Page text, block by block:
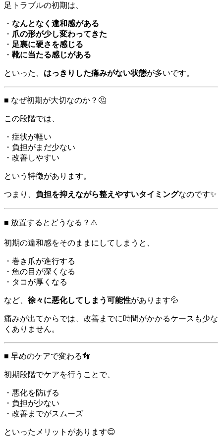
足トラブルの初期は、
・ なんとなく違和感がある
・ 爪の形が少し変わってきた
・ 足裏に硬さを感じる
・ 靴に当たる感じがある
といった、 はっきりした痛みがない状態が多いです。
■ なぜ初期が大切なのか？🤔
この段階では、
・症状が軽い
・負担がまだ少ない
・改善しやすい
という特徴があります。
つまり、 負担を抑えながら整えやすいタイミングなのです✨
■ 放置するとどうなる？⚠️
初期の違和感をそのままにしてしまうと、
・巻き爪が進行する
・魚の目が深くなる
・タコが厚くなる
など、 徐々に悪化してしまう可能性があります💦
痛みが出てからでは、改善までに時間がかかるケースも少な
くありません。
■ 早めのケアで変わる👣
初期段階でケアを行うことで、
・悪化を防げる
・負担が少ない
・改善までがスムーズ
といったメリットがあります😊